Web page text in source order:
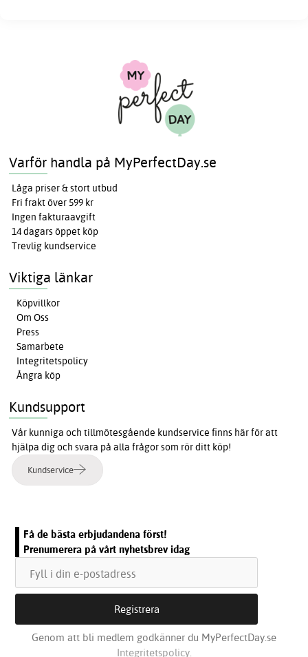
Varför handla på MyPerfectDay.se
Låga priser & stort utbud
Fri frakt över 599 kr
Ingen fakturaavgift
14 dagars öppet köp
Trevlig kundservice
Viktiga länkar
Köpvillkor
Om Oss
Press
Samarbete
Integritetspolicy
Ångra köp
Kundsupport
Vår kunniga och tillmötesgående kundservice finns här för att
hjälpa dig och svara på alla frågor som rör ditt köp!
Kundservice
Få de bästa erbjudandena först!
Prenumerera på vårt nyhetsbrev idag
Genom att bli medlem godkänner du MyPerfectDay.se
Integritetspolicy.